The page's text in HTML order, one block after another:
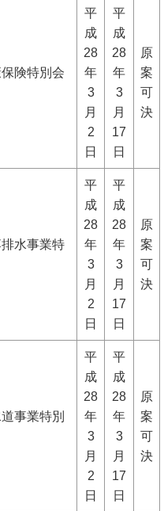
険特別会
平
成
28
年
3
月
2
日
平
成
28
年
3
月
17
日
原
案
可
決
水事業特
平
成
28
年
3
月
2
日
平
成
28
年
3
月
17
日
原
案
可
決
事業特別
平
成
28
年
3
月
2
日
平
成
28
年
3
月
17
日
原
案
可
決